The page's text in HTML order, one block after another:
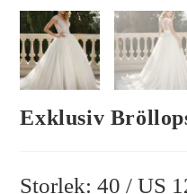
Exklusiv
Storlek: 40 / US